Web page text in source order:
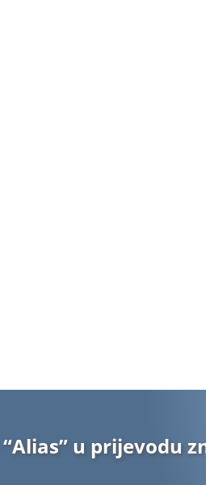
“Alias” u prijevodu